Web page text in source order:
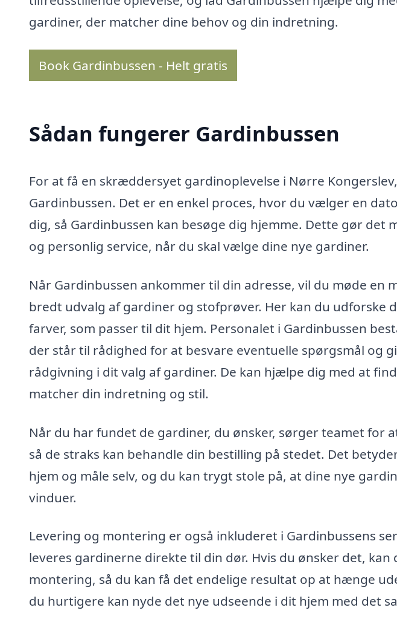
gardiner, der matcher dine behov og din indretning.
Book Gardinbussen - Helt gratis
Sådan fungerer Gardinbussen
For at få en skræddersyet gardinoplevelse i Nørre
Gardinbussen. Det er en enkel proces, hvor du vælger en
dig, så Gardinbussen kan besøge dig hjemme. Dette gør det
og personlig service, når du skal vælge dine nye gardiner.
Når Gardinbussen ankommer til din adresse, vil du møde en
bredt udvalg af gardiner og stofprøver. Her kan du udforske
farver, som passer til dit hjem. Personalet i Gardinbussen
der står til rådighed for at besvare eventuelle spørgsmål og
rådgivning i dit valg af gardiner. De kan hjælpe dig med at
matcher din indretning og stil.
Når du har fundet de gardiner, du ønsker, sørger teamet for
så de straks kan behandle din bestilling på stedet. Det
hjem og måle selv, og du kan trygt stole på, at dine nye
vinduer.
Levering og montering er også inkluderet i Gardinbussens
leveres gardinerne direkte til din dør. Hvis du ønsker det,
montering, så du kan få det endelige resultat op at hænge
du hurtigere kan nyde det nye udseende i dit hjem med det